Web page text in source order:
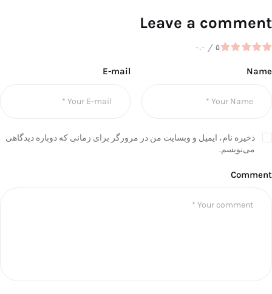
Leave a comment
۰.۰ / ۵
Name
E-mail
ذخیره نام، ایمیل و وبسایت من در مرورگر برای زمانی که دوباره دیدگاهی
می‌نویسم.
Comment